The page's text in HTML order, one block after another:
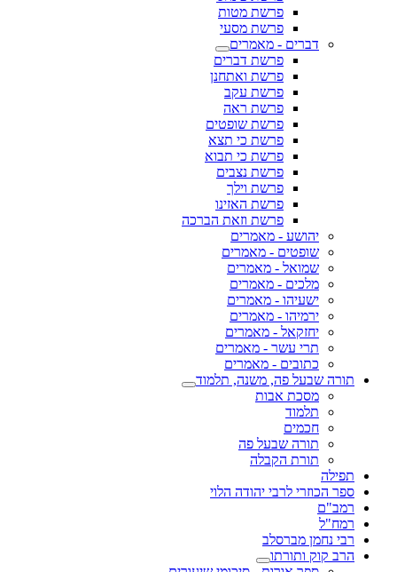
פרשת מטות
פרשת מסעי
דברים - מאמרים
פרשת דברים
פרשת ואתחנן
פרשת עקב
פרשת ראה
פרשת שופטים
פרשת כי תצא
פרשת כי תבוא
פרשת נצבים
פרשת וילך
פרשת האזינו
פרשת וזאת הברכה
יהושע - מאמרים
שופטים - מאמרים
שמואל - מאמרים
מלכים - מאמרים
ישעיהו - מאמרים
ירמיהו - מאמרים
יחזקאל - מאמרים
תרי עשר - מאמרים
כתובים - מאמרים
תורה שבעל פה, משנה, תלמוד
מסכת אבות
תלמוד
חכמים
תורה שבעל פה
תורת הקבלה
תפילה
ספר הכוזרי לרבי יהודה הלוי
רמב"ם
רמח"ל
רבי נחמן מברסלב
הרב קוק ותורתו